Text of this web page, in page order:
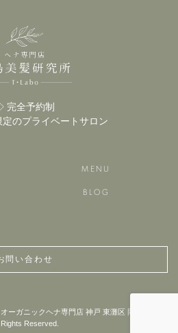
完全予約制
のプライベートサロン
MENU
BLOG
問い合わせ
ーガニックヘナ専門店 神戸 東灘区 岡本 芦屋
Reserved.